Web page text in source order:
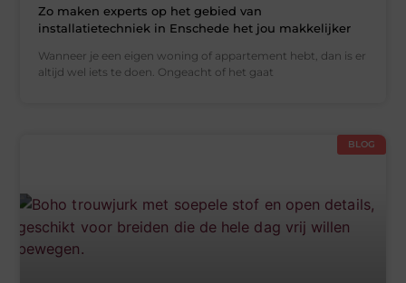
Zo maken experts op het gebied van
installatietechniek in Enschede het jou makkelijker
Wanneer je een eigen woning of appartement hebt, dan is er
altijd wel iets te doen. Ongeacht of het gaat
BLOG